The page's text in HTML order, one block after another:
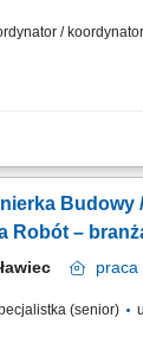
/
organizacja i
robót z
Budowy
Robót –
praca
(senior)